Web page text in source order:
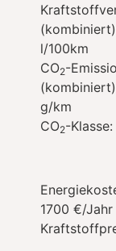
l/100km
CO2-
g/km
CO2-Klasse:
1700 €/Jahr